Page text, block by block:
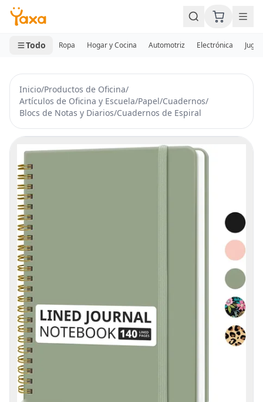
MINI CARRITO
0 productos
Todo Ropa Hogar y Cocina Automotriz Electrónica
Inicio/Productos de Oficina/
Artículos de Oficina y Escuela/Papel/Cuadernos/
Blocs de Notas y Diarios/Cuadernos de Espiral